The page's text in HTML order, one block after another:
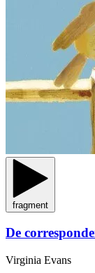
fragment
De
Virginia Evans